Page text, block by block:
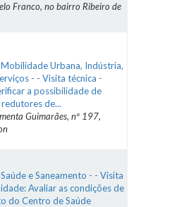
Franco, no bairro Ribeiro de
Urbana, Indústria,
- - Visita técnica -
a possibilidade de
de...
Guimarães, nº 197,
e Saneamento - - Visita
Avaliar as condições de
do Centro de Saúde